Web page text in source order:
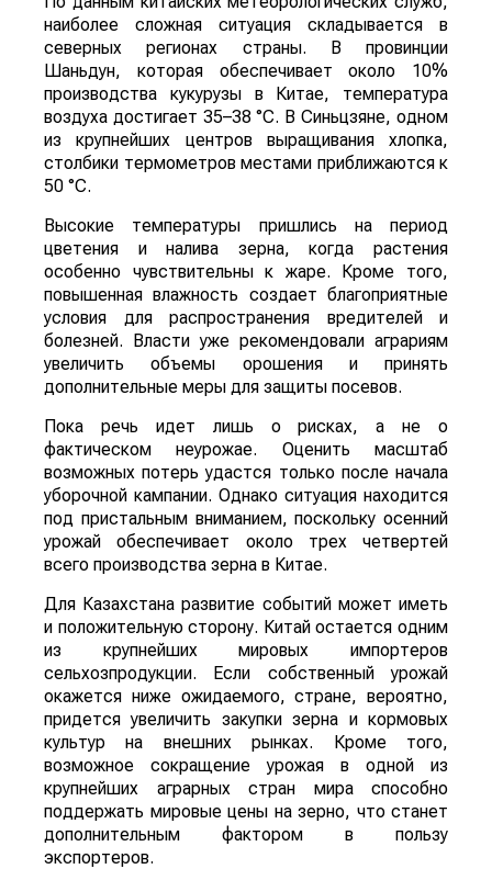
наиболее сложная ситуация складывается в
северных регионах страны. В провинции
Шаньдун, которая обеспечивает около 10%
производства кукурузы в Китае, температура
воздуха достигает 35–38 °C. В Синьцзяне, одном
из крупнейших центров выращивания хлопка,
столбики термометров местами приближаются к
50 °C.
Высокие температуры пришлись на период
цветения и налива зерна, когда растения
особенно чувствительны к жаре. Кроме того,
повышенная влажность создает благоприятные
условия для распространения вредителей и
болезней. Власти уже рекомендовали аграриям
увеличить объемы орошения и принять
дополнительные меры для защиты посевов.
Пока речь идет лишь о рисках, а не о
фактическом неурожае. Оценить масштаб
возможных потерь удастся только после начала
уборочной кампании. Однако ситуация находится
под пристальным вниманием, поскольку осенний
урожай обеспечивает около трех четвертей
всего производства зерна в Китае.
Для Казахстана развитие событий может иметь
и положительную сторону. Китай остается одним
из крупнейших мировых импортеров
сельхозпродукции. Если собственный урожай
окажется ниже ожидаемого, стране, вероятно,
придется увеличить закупки зерна и кормовых
культур на внешних рынках. Кроме того,
возможное сокращение урожая в одной из
крупнейших аграрных стран мира способно
поддержать мировые цены на зерно, что станет
дополнительным фактором в пользу
экспортеров.